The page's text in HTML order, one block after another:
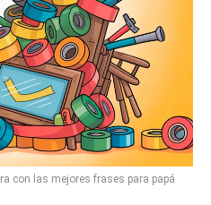
con las mejores frases para papá